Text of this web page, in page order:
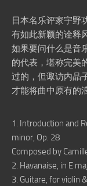
日本名乐评家宇野
有如此新颖的诠释
如果要问什么是音
的代表，堪称完美
过的，但诹访内晶
才能将曲中原有的
1. Introduction and
minor, Op. 28
Composed by
2. Havanaise, in E
3. Guitare, for violin